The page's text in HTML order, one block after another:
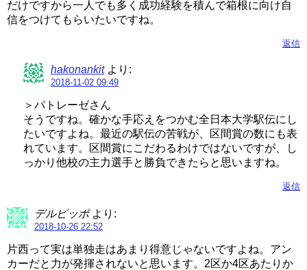
だけですから一人でも多く成功経験を積んで箱根に向け自
信をつけてもらいたいですね。
返信
hakonankit より:
2018-11-02 09:49
＞パトレーゼさん
そうですね。確かな手応えをつかむ全日本大学駅伝にし
たいですよね。最近の駅伝の苦戦が、区間賞の数にも表
れています。区間賞にこだわるわけではないですが、し
っかり他校の主力選手と勝負できたらと思いますね。
返信
デルピッポ より:
2018-10-26 22:52
片西って実は単独走はあまり得意じゃないですよね。アン
カーだと力が発揮されないと思います。2区か4区あたりか